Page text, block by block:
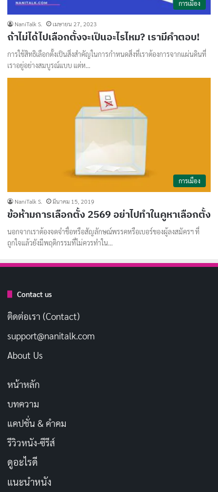
การเมือง
NaniTalk S. เมษายน 27, 2023
ถ้าไม่ได้ไปเลือกตั้งจะเป็นอะไรไหม? เรามีคำตอบ!
การใช้สิทธิเลือกตั้งเป็นสิ่งสำคัญในการกำหนดสิ่งที่เราต้องการจากแผ่นดินที่
เราอยู่อย่างสมบูรณ์แบบ แต่ห…
การเมือง
NaniTalk S. มีนาคม 15, 2019
ข้อห้ามการเลือกตั้ง 2569 อย่าไปทำในคูหาเลือกตั้ง
นอกจากเราต้องจดจำชื่อหรือสัญลักษณ์พรรคหรือเบอร์ของผู้ลงสมัครฯ ที่
ถูกใจแล้วยังมีพฤติกรรมที่ไม่ควรทำใน…
Contact us
ติดต่อเรา (Contact)
support@nanitalk.com
About Us
หน้าหลัก
บทความ
แคปชั่น & คำคม
รีวิวหนัง-ซีรีส์
ดูอะไรดี
แนะนำหนัง